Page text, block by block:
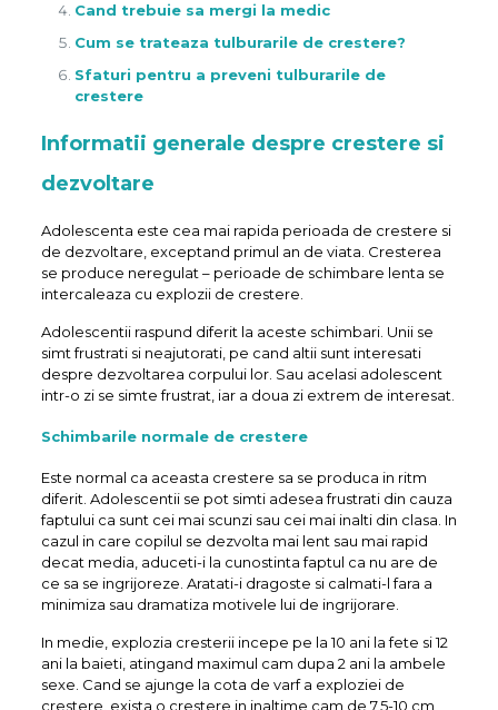
Cand trebuie sa mergi la medic
Cum se trateaza tulburarile de crestere?
Sfaturi pentru a preveni tulburarile de
crestere
Informatii generale despre crestere si
dezvoltare
Adolescenta este cea mai rapida perioada de crestere si
de dezvoltare, exceptand primul an de viata. Cresterea
se produce neregulat – perioade de schimbare lenta se
intercaleaza cu explozii de crestere.
Adolescentii raspund diferit la aceste schimbari. Unii se
simt frustrati si neajutorati, pe cand altii sunt interesati
despre dezvoltarea corpului lor. Sau acelasi adolescent
intr-o zi se simte frustrat, iar a doua zi extrem de interesat.
Schimbarile normale de crestere
Este normal ca aceasta crestere sa se produca in ritm
diferit. Adolescentii se pot simti adesea frustrati din cauza
faptului ca sunt cei mai scunzi sau cei mai inalti din clasa. In
cazul in care copilul se dezvolta mai lent sau mai rapid
decat media, aduceti-i la cunostinta faptul ca nu are de
ce sa se ingrijoreze. Aratati-i dragoste si calmati-l fara a
minimiza sau dramatiza motivele lui de ingrijorare.
In medie, explozia cresterii incepe pe la 10 ani la fete si 12
ani la baieti, atingand maximul cam dupa 2 ani la ambele
sexe. Cand se ajunge la cota de varf a exploziei de
crestere, exista o crestere in inaltime cam de 7,5-10 cm